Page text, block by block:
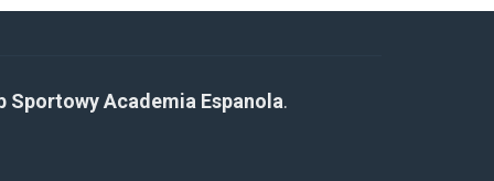
Sportowy Academia Espanola.